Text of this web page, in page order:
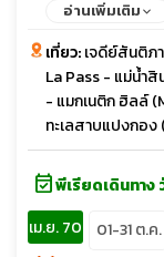
อ่านเพิ่มเติม
เที่ยว:เจดีย์สันติภ
La Pass - แม่น้ำ
- แมกเนติก ฮิลล์
ทะเลสาบแปงกอง
event_availableพีเรียดเดินทาง
เม.ย. 70
01-31 ต.ค.